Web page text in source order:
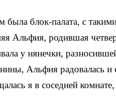
была блок-палата, с
Альфия, родившая
у нянечки,
Альфия радовалась
я в соседней